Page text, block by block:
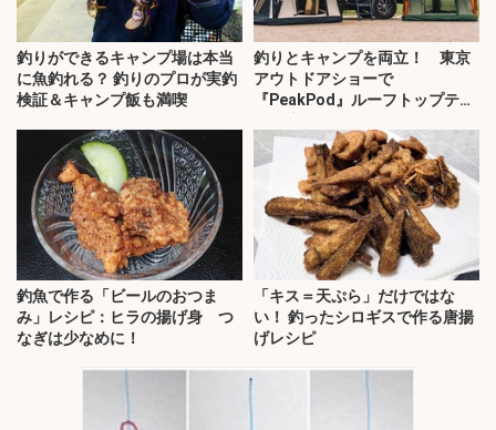
釣りができるキャンプ場は本当
に魚釣れる？ 釣りのプロが実釣
検証＆キャンプ飯も満喫
釣りとキャンプを両立！ 東京
アウトドアショーで
『PeakPod』ルーフトップテン
釣魚で作る「ビールのおつま
み」レシピ：ヒラの揚げ身 つ
なぎは少なめに！
「キス＝天ぷら」だけではな
い！ 釣ったシロギスで作る唐揚
げレシピ